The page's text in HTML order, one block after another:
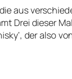
aus
Drei dieser
der also